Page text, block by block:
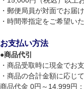
・郵便局員が対面でお届
・時間帯指定をご希望い
お支払い方法
●商品代引
・商品受取時に現金でお
・商品の合計金額に応じ
商品代金 0円～14,999円